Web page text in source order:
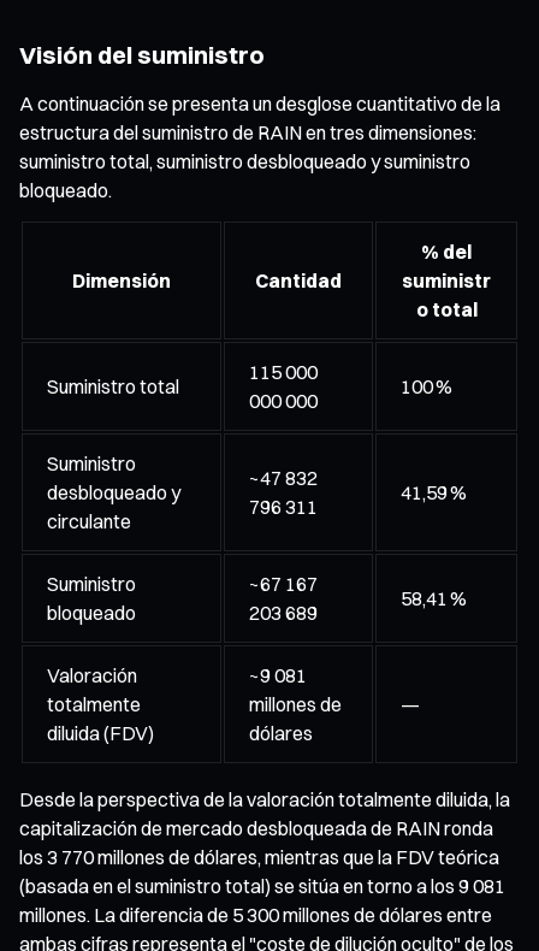
Visión del suministro
A continuación se presenta un desglose cuantitativo de la
estructura del suministro de RAIN en tres dimensiones:
suministro total, suministro desbloqueado y suministro
bloqueado.
Dimensión Cantidad
% del
suministr
o total
Suministro total
115 000
000 000
100 %
Suministro
desbloqueado y
circulante
~47 832
796 311
41,59 %
Suministro
bloqueado
~67 167
203 689
58,41 %
Valoración
totalmente
diluida (FDV)
~9 081
millones de
dólares
—
Desde la perspectiva de la valoración totalmente diluida, la
capitalización de mercado desbloqueada de RAIN ronda
los 3 770 millones de dólares, mientras que la FDV teórica
(basada en el suministro total) se sitúa en torno a los 9 081
millones. La diferencia de 5 300 millones de dólares entre
ambas cifras representa el "coste de dilución oculto" de los